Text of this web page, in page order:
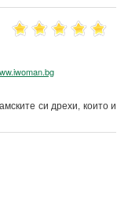
си дрехи, които и